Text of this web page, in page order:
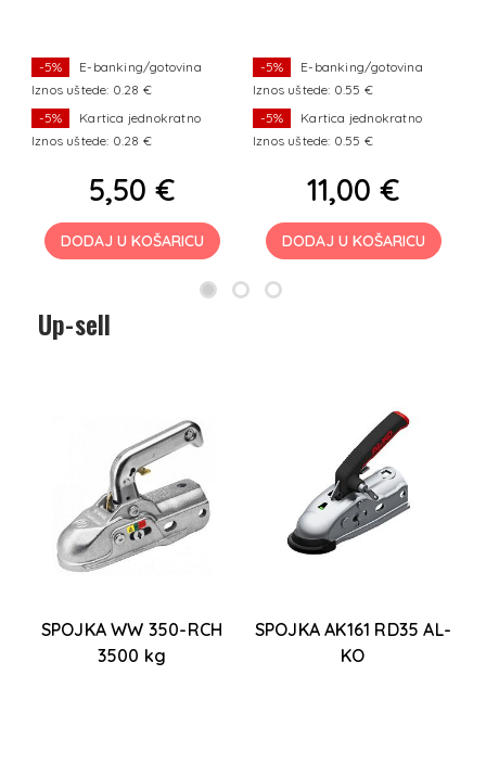
-5%
E-banking/gotovina
Iznos uštede: 0.28 €
-5%
Kartica jednokratno
Iznos uštede: 0.28 €
5,50 €
DODAJ U KOŠARICU
-5%
E-banking/gotovina
Iznos uštede: 0.55 €
-5%
Kartica jednokratno
Iznos uštede: 0.55 €
11,00 €
DODAJ U KOŠARICU
Up-sell
SPOJKA WW 350-RCH
3500 kg
SPOJKA AK161 RD35 AL-
KO